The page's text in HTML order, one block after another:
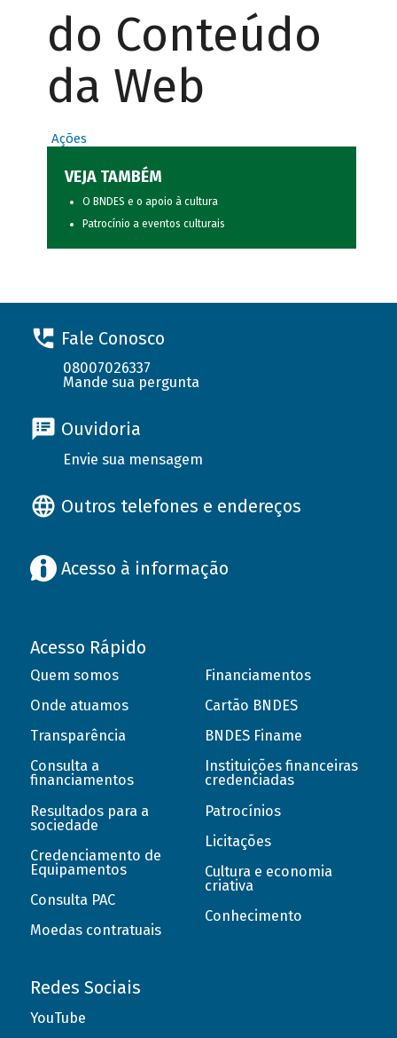
do Conteúdo
da Web
Ações
VEJA TAMBÉM
O BNDES e o apoio à cultura
Patrocínio a eventos culturais
Fale Conosco
08007026337
Mande sua pergunta
Ouvidoria
Envie sua mensagem
Outros telefones e endereços
Acesso à informação
Acesso Rápido
Quem somos
Onde atuamos
Transparência
Consulta a
financiamentos
Resultados para a
sociedade
Credenciamento de
Equipamentos
Consulta PAC
Moedas contratuais
Financiamentos
Cartão BNDES
BNDES Finame
Instituições financeiras
credenciadas
Patrocínios
Licitações
Cultura e economia
criativa
Conhecimento
Redes Sociais
YouTube